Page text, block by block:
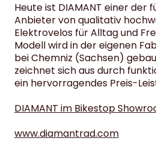
Heute ist DIAMANT einer der
Anbieter von qualitativ
Elektrovelos für Alltag und
Modell wird in der eigenen
bei Chemniz (Sachsen)
zeichnet sich aus durch
ein hervorragendes Preis-
DIAMANT im Bikestop
www.diamantrad.com